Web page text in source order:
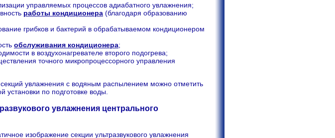
управляемых процессов адиабатного увлажнения;
работы кондиционера (благодаря образованию
грибков и бактерий в обрабатываемом кондиционером
обслуживания кондиционера;
в воздухонагревателе второго подогрева;
точного микропроцессорного управления
секций увлажнения с водяным распылением можно отметить
установки по подготовке воды.
увлажнения центрального
изображение секции ультразвукового увлажнения